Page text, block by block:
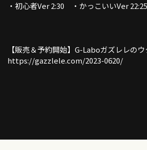
・初心者Ver 2:30 ・かっこいいVer 22:25
【販売＆予約開始】G-Laboガズレレの
https://gazzlele.com/2023-0620/